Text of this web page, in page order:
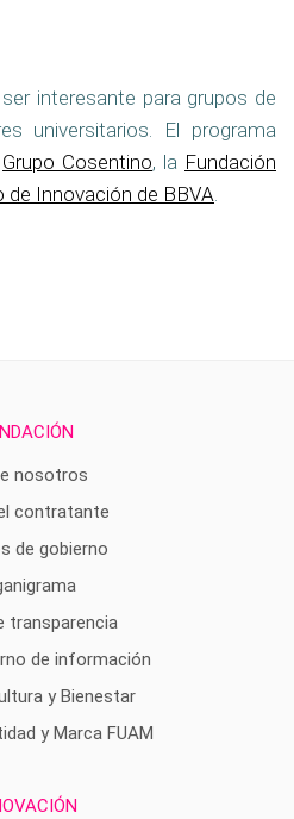
interesante para grupos de
universitarios. El programa
Grupo Cosentino, la Fundación
de Innovación de BBVA.
nosotros
contratante
de gobierno
transparencia
de información
y Bienestar
y Marca FUAM